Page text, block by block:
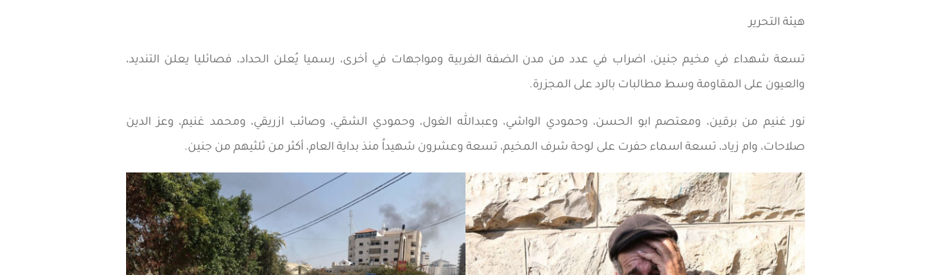
هيئة التحرير
تسعة شهداء في مخيم جنين، اضراب في عدد من مدن الضفة الغربية ومواجهات في أخرى، رسميا يُعلن الحداد، فصائليا يعلن التنديد،
والعيون على المقاومة وسط مطالبات بالرد على المجزرة.
نور غنيم من برقين، ومعتصم ابو الحسن، وحمودي الواشي، وعبدالله الغول، وحمودي الشقي، وصائب ازريقي، ومحمد غنيم، وعز الدين
صلاحات، وام زياد، تسعة اسماء حفرت على لوحة شرف المخيم، تسعة وعشرون شهيداً منذ بداية العام، أكثر من ثلثيهم من جنين.